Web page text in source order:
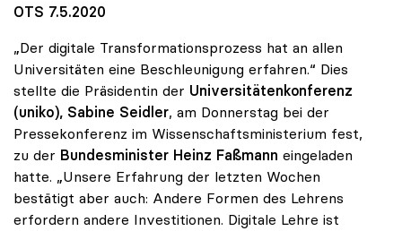
OTS 7.5.2020
„Der digitale Transformationsprozess hat an allen
Universitäten eine Beschleunigung erfahren.“ Dies
stellte die Präsidentin der Universitätenkonferenz
(uniko), Sabine Seidler, am Donnerstag bei der
Pressekonferenz im Wissenschaftsministerium fest,
zu der Bundesminister Heinz Faßmann eingeladen
hatte. „Unsere Erfahrung der letzten Wochen
bestätigt aber auch: Andere Formen des Lehrens
erfordern andere Investitionen. Digitale Lehre ist